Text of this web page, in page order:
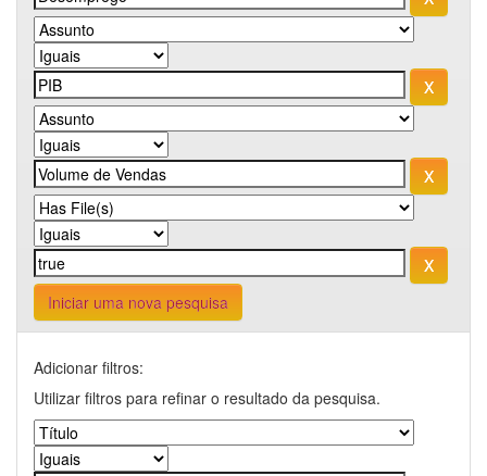
Iniciar uma nova pesquisa
Adicionar filtros:
Utilizar filtros para refinar o resultado da pesquisa.